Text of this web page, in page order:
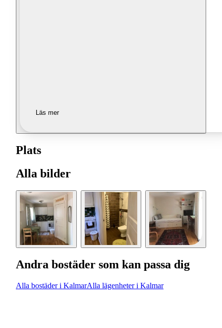
Läs mer
Plats
Alla bilder
Andra bostäder som kan passa dig
Alla bostäder i KalmarAlla lägenheter i Kalmar